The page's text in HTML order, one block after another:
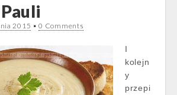
2015 •0 Comments
I
kolejn
y
przepi